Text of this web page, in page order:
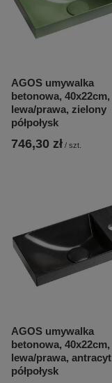
AGOS umywalka
betonowa, 40x22cm,
lewa/prawa, zielony
półpołysk
746,30 zł / szt.
AGOS umywalka
betonowa, 40x22cm,
lewa/prawa, antracyt
półpołysk